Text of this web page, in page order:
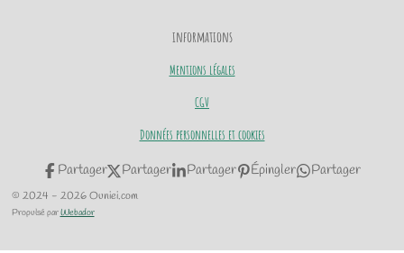
informations
Mentions légales
CGV
Données personnelles et cookies
Partager Partager Partager Épingler Partager
© 2024 - 2026 Ouniei.com
Propulsé parWebador